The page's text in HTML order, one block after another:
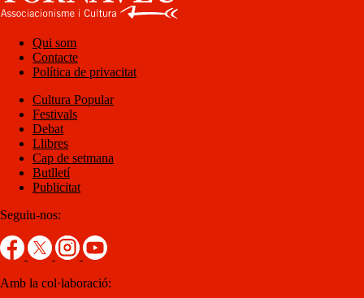
Qui som
Contacte
Política de privacitat
Cultura Popular
Festivals
Debat
Llibres
Cap de setmana
Butlletí
Publicitat
Seguiu-nos:
Amb la col·laboració: